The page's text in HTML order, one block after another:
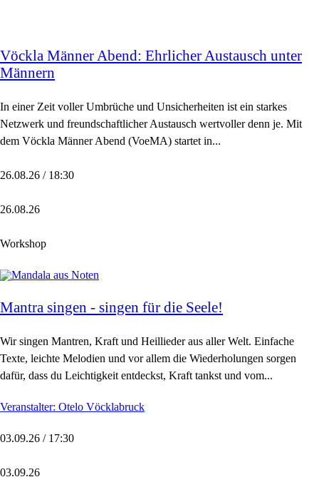
Vöckla Männer Abend: Ehrlicher Austausch unter
Männern
In einer Zeit voller Umbrüche und Unsicherheiten ist ein starkes
Netzwerk und freundschaftlicher Austausch wertvoller denn je. Mit
dem Vöckla Männer Abend (VoeMA) startet in...
26.08.26 / 18:30
26.08.26
Workshop
Mantra singen - singen für die Seele!
Wir singen Mantren, Kraft und Heillieder aus aller Welt. Einfache
Texte, leichte Melodien und vor allem die Wiederholungen sorgen
dafür, dass du Leichtigkeit entdeckst, Kraft tankst und vom...
Veranstalter: Otelo Vöcklabruck
03.09.26 / 17:30
03.09.26